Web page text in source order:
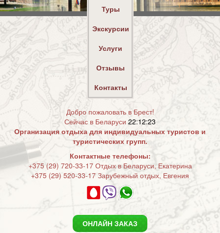
Туры
Экскурсии
Услуги
Отзывы
Контакты
Добро пожаловать в Брест!
Сейчас в Беларуси 22:12:24
Организация отдыха для индивидуальных туристов и
туристических групп.
Контактные телефоны:
+375 (29) 720-33-17 Отдых в Беларуси, Екатерина
+375 (29) 520-33-17 Зарубежный отдых, Евгения
ОНЛАЙН ЗАКАЗ